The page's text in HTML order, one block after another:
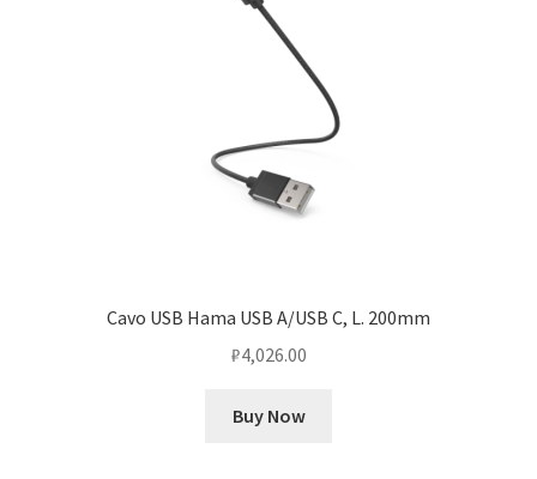
Cavo USB Hama USB A/USB C, L. 200mm
₽4,026.00
Buy Now